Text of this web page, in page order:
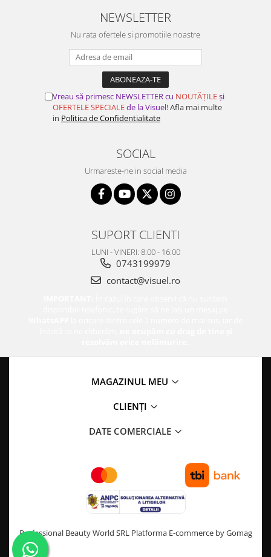
NEWSLETTER
Nu rata ofertele si promotiile noastre
Vreau să primesc NEWSLETTER cu NOUTĂȚILEși
OFERTELE SPECIALEde la Visuel!Afla mai multe
in Politica de Confidentialitate
SOCIAL
Urmareste-ne in social media
SUPORT CLIENTI
LUNI - VINERI: 8:00 - 16:00
0743199979
contact@visuel.ro
MAGAZINUL MEU
CLIENȚI
DATE COMERCIALE
Professional Beauty World SRL Platforma E-commerce by Gomag